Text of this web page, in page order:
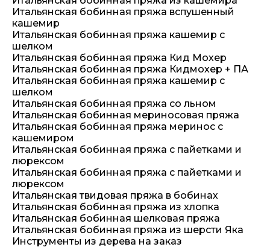
Итальянская бобинная пряжа вспушенный
кашемир
Итальянская бобинная пряжа кашемир с
шелком
Итальянская бобинная пряжа Кид Мохер
Итальянская бобинная пряжа Кидмохер + ПА
Итальянская бобинная пряжа кашемир с
шелком
Итальянская бобинная пряжа со льном
Итальянская бобинная мериносовая пряжа
Итальянская бобинная пряжа меринос с
кашемиром
Итальянская бобинная пряжа с пайетками и
люрексом
Итальянская бобинная пряжа с пайетками и
люрексом
Итальянская твидовая пряжа в бобинах
Итальянская бобинная пряжа из хлопка
Итальянская бобинная шелковая пряжа
Итальянская бобинная пряжа из шерсти Яка
Инструменты из дерева на заказ